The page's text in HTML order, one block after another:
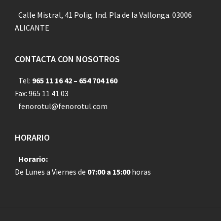
Calle Mistral, 41 Polig. Ind. Pla de la Vallonga. 03006
ALICANTE
CONTACTA CON NOSOTROS
Tel: 965 11 16 42 – 654 704 160
Fax: 965 11 41 03
fenorotul@fenorotul.com
HORARIO
Horario:
De Lunes a Viernes de 07:00 a 15:00horas